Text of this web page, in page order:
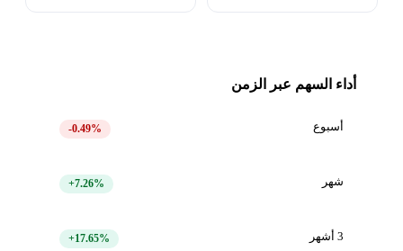
أداء السهم عبر الزمن
أسبوع -0.49%
شهر +7.26%
3 أشهر +17.65%